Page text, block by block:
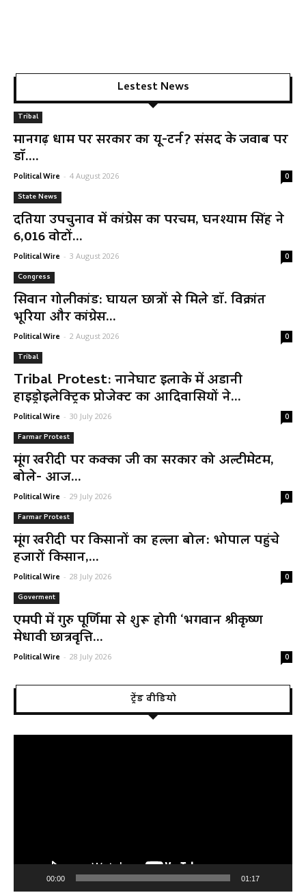
Lestest News
Tribal
मानगढ़ धाम पर सरकार का यू-टर्न? संसद के जवाब पर
डॉ....
Political Wire - 4 August 2026 0
State News
दतिया उपचुनाव में कांग्रेस का परचम, घनश्याम सिंह ने
6,016 वोटों...
Political Wire - 3 August 2026 0
Congress
सिवान गोलीकांड: घायल छात्रों से मिले डॉ. विक्रांत
भूरिया और कांग्रेस...
Political Wire - 2 August 2026 0
Tribal
Tribal Protest: नानेघाट इलाके में अडानी
हाइड्रोइलेक्ट्रिक प्रोजेक्ट का आदिवासियों ने...
Political Wire - 30 July 2026 0
Farmar Protest
मूंग खरीदी पर कक्का जी का सरकार को अल्टीमेटम,
बोले- आज...
Political Wire - 29 July 2026 0
Farmar Protest
मूंग खरीदी पर किसानों का हल्ला बोल: भोपाल पहुंचे
हजारों किसान,...
Political Wire - 28 July 2026 0
Goverment
एमपी में गुरु पूर्णिमा से शुरू होगी ‘भगवान श्रीकृष्ण
मेधावी छात्रवृत्ति...
Political Wire - 28 July 2026 0
ट्रेंड वीडियो
00:00 01:17